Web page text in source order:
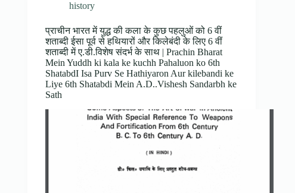
history
प्राचीन भारत में युद्ध की कला के कुछ पहलुओं को 6 वीं
शताब्दी ईसा पूर्व से हथियारों और किलेबंदी के लिए 6 वीं
शताब्दी में ए.डी.विशेष संदर्भ के साथ | Prachin Bharat
Mein Yuddh ki kala ke kuchh Pahaluon ko 6th
ShatabdI Isa Purv Se Hathiyaron Aur kilebandi ke
Liye 6th Shatabdi Mein A.D..Vishesh Sandarbh ke
Sath